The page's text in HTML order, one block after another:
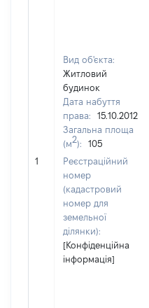
1
Вид об'єкта:
Житловий
будинок
Дата набуття
права:
15.10.2012
Загальна площа
(м2):
105
Реєстраційний
номер
(кадастровий
номер для
земельної
ділянки):
[Конфіденційна
інформація]